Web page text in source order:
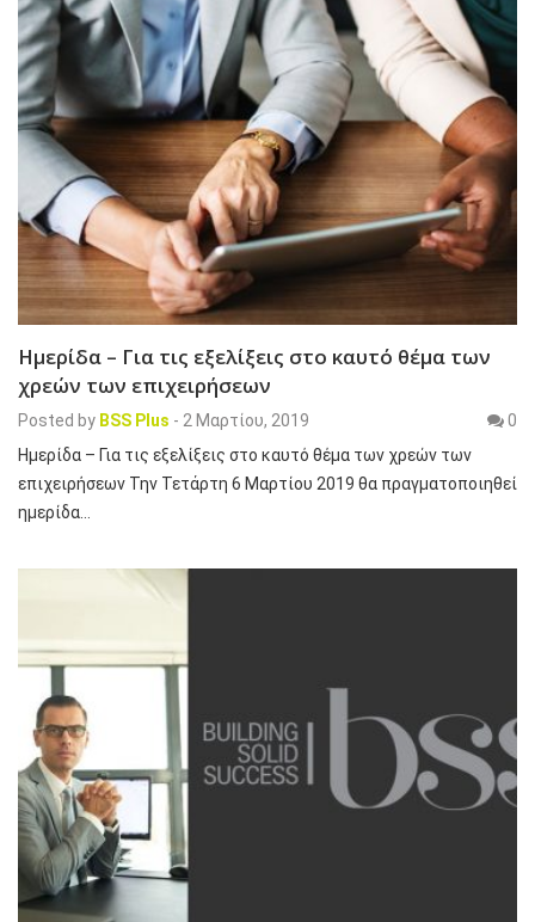
Ημερίδα – Για τις εξελίξεις στο καυτό θέμα των
χρεών των επιχειρήσεων
Posted by BSS Plus - 2 Μαρτίου, 2019
0
Ημερίδα – Για τις εξελίξεις στο καυτό θέμα των χρεών των
επιχειρήσεων Την Τετάρτη 6 Μαρτίου 2019 θα πραγματοποιηθεί
ημερίδα…